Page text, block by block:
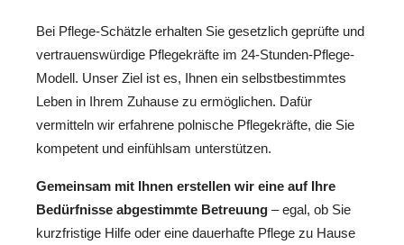
Bei Pflege-Schätzle erhalten Sie gesetzlich geprüfte und
vertrauenswürdige Pflegekräfte im 24-Stunden-Pflege-
Modell. Unser Ziel ist es, Ihnen ein selbstbestimmtes
Leben in Ihrem Zuhause zu ermöglichen. Dafür
vermitteln wir erfahrene polnische Pflegekräfte, die Sie
kompetent und einfühlsam unterstützen.
Gemeinsam mit Ihnen erstellen wir eine auf Ihre
Bedürfnisse abgestimmte Betreuung – egal, ob Sie
kurzfristige Hilfe oder eine dauerhafte Pflege zu Hause